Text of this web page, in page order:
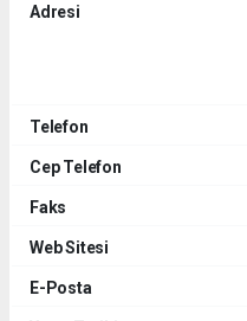
Adresi
Telefon
Cep Telefon
Faks
Web Sitesi
E-Posta